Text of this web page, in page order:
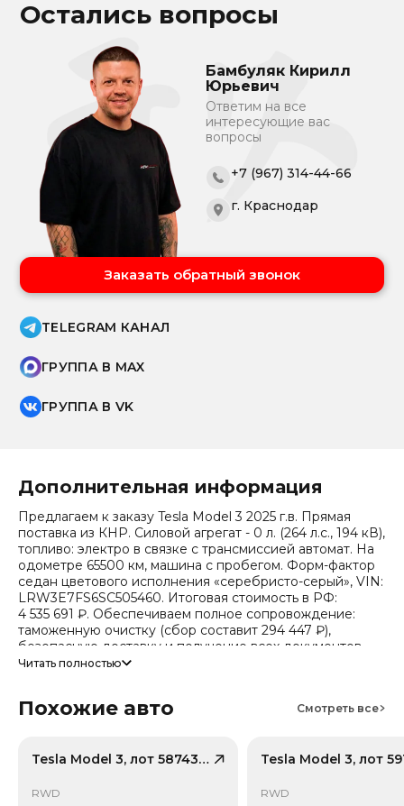
Остались вопросы
Бамбуляк Кирилл
Юрьевич
Ответим на все
интересующие вас
вопросы
+7 (967) 314-44-66
г. Краснодар
Заказать обратный звонок
TELEGRAM КАНАЛ
ГРУППА В MAX
ГРУППА В VK
Дополнительная информация
Предлагаем к заказу Tesla Model 3 2025 г.в. Прямая
поставка из КНР. Силовой агрегат - 0 л. (264 л.с., 194 кВ),
топливо: электро в связке с трансмиссией автомат. На
одометре 65500 км, машина с пробегом. Форм-фактор
седан цветового исполнения «серебристо-серый», VIN:
LRW3E7FS6SC505460. Итоговая стоимость в РФ:
4 535 691 ₽. Обеспечиваем полное сопровождение:
таможенную очистку (сбор составит 294 447 ₽),
безопасную доставку и получение всех документов.
дефектовку и точные сроки логистики. Работаем и
24 месяца — 1 436 328 ₽ (потеря в цене 23.2%).
Китая, без растаможки.
Читать полностью
Похожие авто Смотреть все
Tesla Model 3, лот 58743876
RWD
RWD